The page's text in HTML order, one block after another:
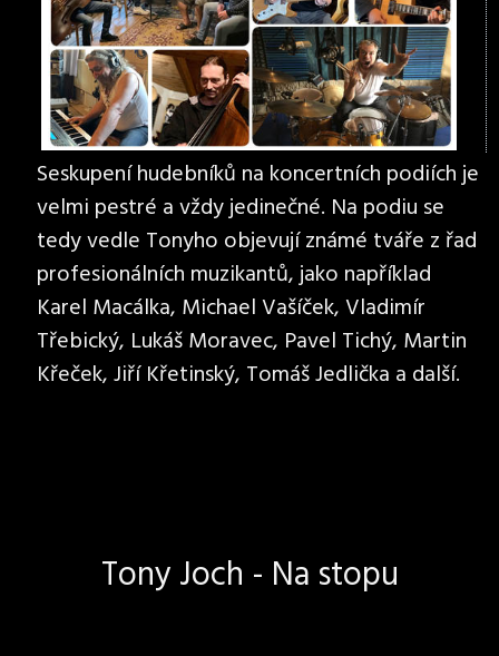
Seskupení hudebníků na koncertních podiích je
velmi pestré a vždy jedinečné. Na podiu se
tedy vedle Tonyho objevují známé tváře z řad
profesionálních muzikantů, jako například
Karel Macálka, Michael Vašíček, Vladimír
Třebický, Lukáš Moravec, Pavel Tichý, Martin
Křeček, Jiří Křetinský, Tomáš Jedlička a další.
Tony Joch - Na stopu